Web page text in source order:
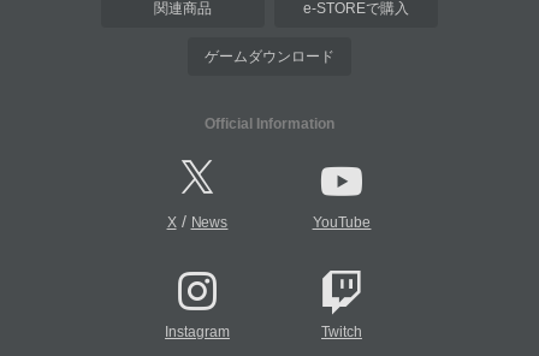
関連商品 e-STOREで購入
ゲームダウンロード
Official Information
X/ News YouTube
Instagram Twitch